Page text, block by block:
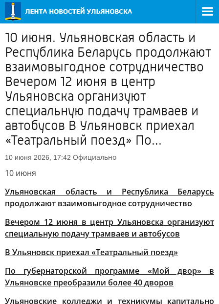
10 июня. Ульяновская область и
Республика Беларусь продолжают
взаимовыгодное сотрудничество
Вечером 12 июня в центр
Ульяновска организуют
специальную подачу трамваев и
автобусов В Ульяновск приехал
«Театральный поезд» По...
10 июня 2026, 17:42 Официально
10 июня
Ульяновская область и Республика Беларусь
продолжают взаимовыгодное сотрудничество
Вечером 12 июня в центр Ульяновска организуют
специальную подачу трамваев и автобусов
В Ульяновск приехал «Театральный поезд»
По губернаторской программе «Мой двор» в
Ульяновске преобразили более 40 дворов
Ульяновские колледжи и техникумы капитально